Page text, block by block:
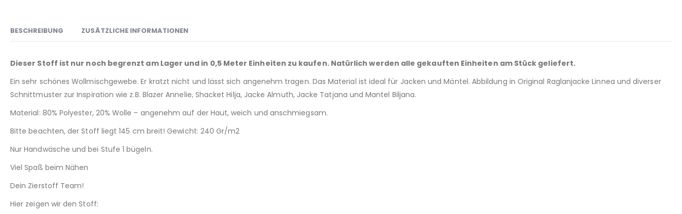
BESCHREIBUNG ZUSÄTZLICHE INFORMATIONEN
Dieser Stoff ist nur noch begrenzt am Lager und in 0,5 Meter Einheiten zu kaufen. Natürlich werden alle gekauften Einheiten am Stück geliefert.
Ein sehr schönes Wollmischgewebe. Er kratzt nicht und lässt sich angenehm tragen. Das Material ist ideal für Jacken und Mäntel. Abbildung in Original Raglanjacke Linnea und diverser
Schnittmuster zur Inspiration wie z.B. Blazer Annelie, Shacket Hilja, Jacke Almuth, Jacke Tatjana und Mantel Biljana.
Material: 80% Polyester, 20% Wolle – angenehm auf der Haut, weich und anschmiegsam.
Bitte beachten, der Stoff liegt 145 cm breit! Gewicht: 240 Gr/m2
Nur Handwäsche und bei Stufe 1 bügeln.
Viel Spaß beim Nähen
Dein Zierstoff Team!
Hier zeigen wir den Stoff: